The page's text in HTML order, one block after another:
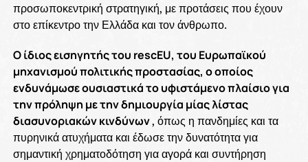
προσωποκεντρική στρατηγική, με προτάσεις που έχουν
στο επίκεντρο την Ελλάδα και τον άνθρωπο.
O ίδιος εισηγητής του rescEU, του Ευρωπαϊκού
μηχανισμού πολιτικής προστασίας, ο οποίος
ενδυνάμωσε ουσιαστικά το υφιστάμενο πλαίσιο για
την πρόληψη με την δημιουργία μίας λίστας
διασυνοριακών κινδύνων, όπως η πανδημίες και τα
πυρηνικά ατυχήματα και έδωσε την δυνατότητα για
σημαντική χρηματοδότηση για αγορά και συντήρηση